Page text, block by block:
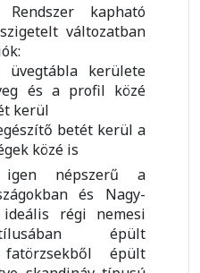
kapható
változatban
kerülete
és a profil közé
kerül
betét kerül a
közé is
népszerű a
és Nagy-
régi nemesi
épült
fatörzsekből épült